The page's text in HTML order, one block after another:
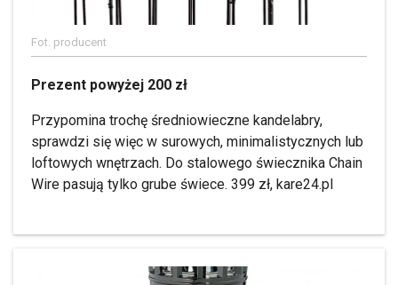
Fot. producent
Prezent powyżej 200 zł
Przypomina trochę średniowieczne kandelabry,
sprawdzi się więc w surowych, minimalistycznych lub
loftowych wnętrzach. Do stalowego świecznika Chain
Wire pasują tylko grube świece. 399 zł, kare24.pl